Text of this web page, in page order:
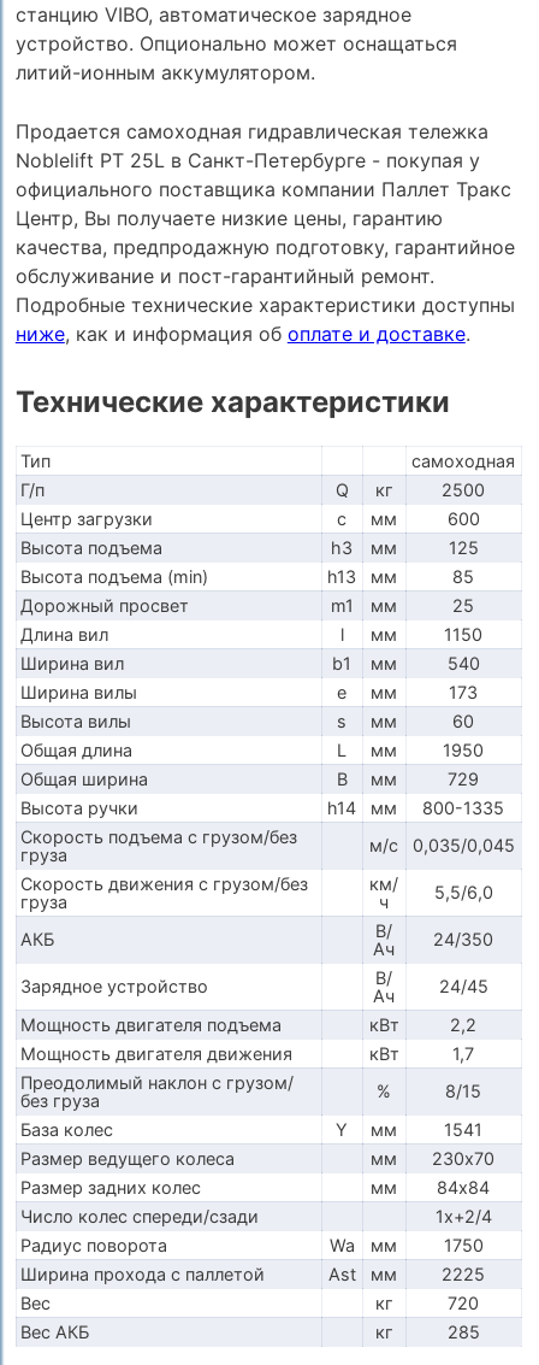
станцию VIBO, автоматическое зарядное
устройство. Опционально может оснащаться
литий-ионным аккумулятором.
Продается самоходная гидравлическая тележка
Noblelift PT 25L в Санкт-Петербурге - покупая у
официального поставщика компании Паллет Тракс
Центр, Вы получаете низкие цены, гарантию
качества, предпродажную подготовку, гарантийное
обслуживание и пост-гарантийный ремонт.
Подробные технические характеристики доступны
ниже, как и информация об оплате и доставке.
Технические характеристики
Тип
самоходная
Г/п
Q кг
2500
Центр загрузки
c мм
600
Высота подъема
h3 мм
125
Высота подъема (min)
h13 мм
85
Дорожный просвет
m1 мм
25
Длина вил
l мм
1150
Ширина вил
b1 мм
540
Ширина вилы
e мм
173
Высота вилы
s мм
60
Общая длина
L мм
1950
Общая ширина
B мм
729
Высота ручки
h14 мм
800-1335
Скорость подъема с грузом/без
груза
м/с
0,035/0,045
Скорость движения с грузом/без
груза
км/
ч
5,5/6,0
АКБ
В/
Ач
24/350
Зарядное устройство
В/
Ач
24/45
Мощность двигателя подъема
кВт
2,2
Мощность двигателя движения
кВт
1,7
Преодолимый наклон с грузом/
без груза
%
8/15
База колес
Y мм
1541
Размер ведущего колеса
мм
230х70
Размер задних колес
мм
84х84
Число колес спереди/сзади
1x+2/4
Радиус поворота
Wa мм
1750
Ширина прохода с паллетой
Ast мм
2225
Вес
кг
720
Вес АКБ
кг 285